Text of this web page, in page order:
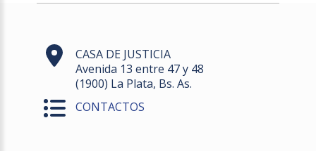
CASA DE JUSTICIA
Avenida 13 entre 47 y 48
(1900) La Plata, Bs. As.
CONTACTOS